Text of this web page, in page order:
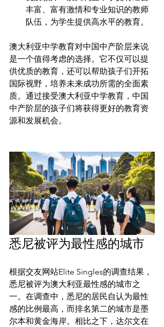
丰富、富有激情和专业知识的教师
队伍，为学生提供高水平的教育。
澳大利亚中学教育对中国中产阶层来说
是一个值得考虑的选择。它不仅可以提
供优质的教育，还可以帮助孩子们开拓
国际视野，培养未来成功所需的全面素
质。通过接受澳大利亚中学教育，中国
中产阶层的孩子们将获得更好的教育资
源和发展机会。
悉尼被评为最性感的城市
根据交友网站Elite Singles的调查结果，
悉尼被评为澳大利亚最性感的城市之
一。在调查中，悉尼的居民自认为最性
感的比例最高，而排名第二的城市是墨
尔本和黄金海岸。相比之下，达尔文在